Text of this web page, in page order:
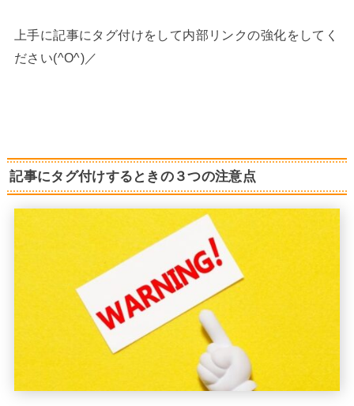
上手に記事にタグ付けをして内部リンクの強化をしてく
ださい(^O^)／
記事にタグ付けするときの３つの注意点